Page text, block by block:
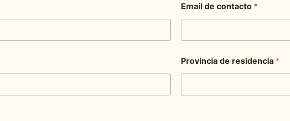
Email de contacto *
Provincia de residencia *